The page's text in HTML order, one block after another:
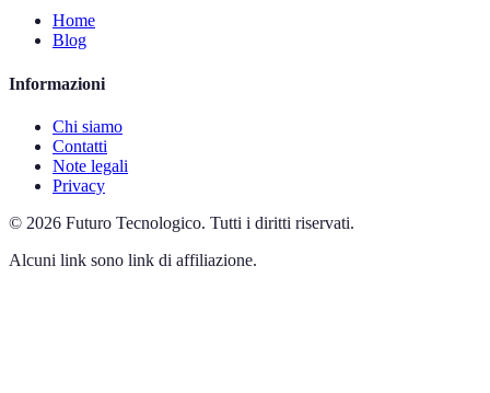
Home
Blog
Informazioni
Chi siamo
Contatti
Note legali
Privacy
© 2026 Futuro Tecnologico. Tutti i diritti riservati.
Alcuni link sono link di affiliazione.